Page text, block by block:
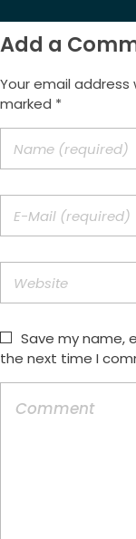
Add a
Your email address
marked *
Save my name,
the next time I